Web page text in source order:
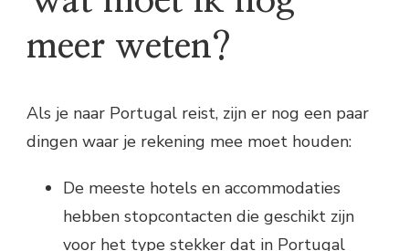
meer weten?
Als je naar Portugal reist, zijn er nog een paar
dingen waar je rekening mee moet houden:
De meeste hotels en accommodaties
hebben stopcontacten die geschikt zijn
voor het type stekker dat in Portugal